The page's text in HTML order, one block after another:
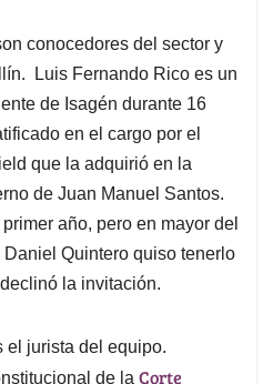
conocedores del sector y
Luis Fernando Rico es un
de Isagén durante 16
en el cargo por el
que la adquirió en la
de Juan Manuel Santos.
año, pero en mayor del
Quintero quiso tenerlo
la invitación.
el jurista del equipo.
de la Corte